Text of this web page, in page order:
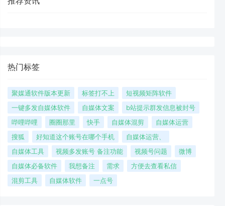
热门标签
聚媒通软件版本更新 标签打不上
短视频矩阵软件
一键多发自媒体软件
自媒体文案
b站提示群发信息被封号
哔哩哔哩
圈圈那里 快手 自媒体混剪
自媒体运营
搜狐
好知道这个账号在哪个手机
自媒体运营、
自媒体工具
视频多发账号 备注功能 视频号问题
微博
自媒体必备软件
我想备注 需求
方便去查看私信
混剪工具
自媒体软件 一点号